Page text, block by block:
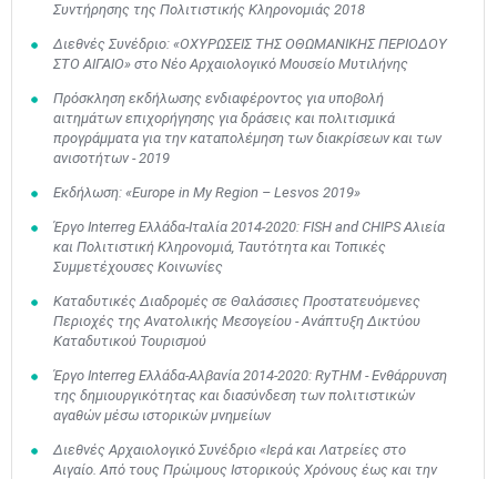
Συντήρησης της Πολιτιστικής Κληρονομιάς 2018
Διεθνές Συνέδριο: «ΟΧΥΡΩΣΕΙΣ ΤΗΣ ΟΘΩΜΑΝΙΚΗΣ ΠΕΡΙΟΔΟΥ
ΣΤΟ ΑΙΓΑΙΟ» στο Νέο Αρχαιολογικό Μουσείο Μυτιλήνης
Πρόσκληση εκδήλωσης ενδιαφέροντος για υποβολή
αιτημάτων επιχορήγησης για δράσεις και πολιτισμικά
προγράμματα για την καταπολέμηση των διακρίσεων και των
ανισοτήτων - 2019
Εκδήλωση: «Europe in My Region – Lesvos 2019»
Έργο Interreg Ελλάδα-Ιταλία 2014-2020: FISH and CHIPS Αλιεία
και Πολιτιστική Κληρονομιά, Ταυτότητα και Τοπικές
Συμμετέχουσες Κοινωνίες
Καταδυτικές Διαδρομές σε Θαλάσσιες Προστατευόμενες
Περιοχές της Ανατολικής Μεσογείου - Ανάπτυξη Δικτύου
Καταδυτικού Τουρισμού
Έργο Interreg Ελλάδα-Αλβανία 2014-2020: RyTHM - Ενθάρρυνση
της δημιουργικότητας και διασύνδεση των πολιτιστικών
αγαθών μέσω ιστορικών μνημείων
Διεθνές Αρχαιολογικό Συνέδριο «Ιερά και Λατρείες στο
Αιγαίο. Από τους Πρώιμους Ιστορικούς Χρόνους έως και την